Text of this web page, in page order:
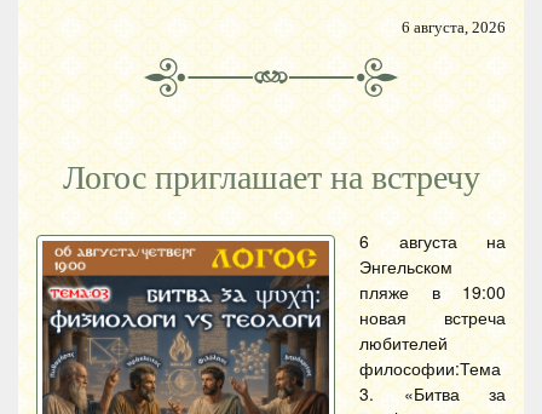
6 августа, 2026
Логос приглашает на встречу
6 августа на
Энгельском
пляже в 19:00
новая встреча
любителей
философии:Тема
3. «Битва за